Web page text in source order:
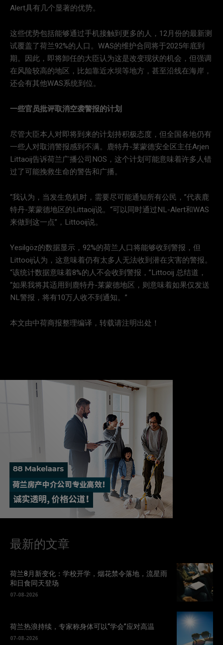
Alert具有几个显著的优势。
这些优势包括能够通过手机接触到更多的人，12月份的最新测
试覆盖了荷兰92%的人口。WAS的维护合同将于2025年底到
期。因此，即将卸任的大臣认为这是改变现状的机会，但强调
在风险较高的地区，比如靠近水坝等地方，甚至沿线在海岸，
还会有其他WAS系统到位。
一些官员批评取消空袭警报的计划
尽管大臣本人对即将到来的计划持积极态度，但全国各地仍有
一些人对取消警报感到不满。鹿特丹-莱蒙德安全区主任Arjen
Littaoij告诉荷兰广播公司NOS，这个计划可能意味着许多人错
过了可能挽救生命的警告和广播。
“我认为，当发生危机时，需要尽可能通知所有公民，”代表鹿
特丹-莱蒙德地区的Littaoij说。“可以同时通过NL-Alert和WAS
来做到这一点”，Littooij说。
Yesilgöz的数据显示，92%的荷兰人口将能够收到警报，但
Littooij认为，这意味着仍有太多人无法收到潜在灾害的警报。
“该统计数据意味着8%的人不会收到警报，”Littooij 总结道，
“如果我将其适用到鹿特丹-莱蒙德地区，则意味着如果仅发送
NL警报，将有10万人收不到通知。”
本文由中荷商报整理编译，转载请注明出处！
最新的文章
荷兰8月新变化：学校开学，烟花禁令落地，流星雨
和日食同天登场
07-08-2026
荷兰热浪持续，专家称身体可以“学会”应对高温
07-08-2026